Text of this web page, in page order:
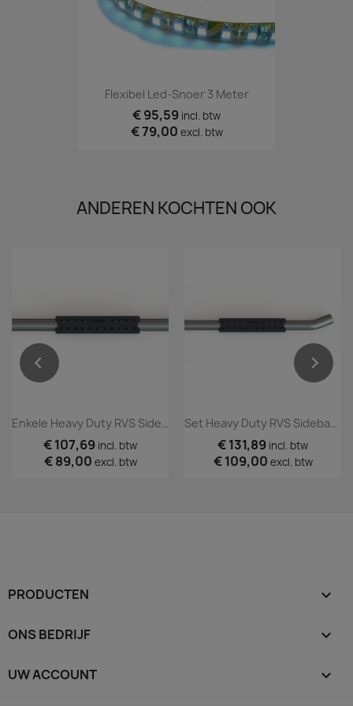
Flexibel Led-Snoer 3 Meter
€ 95,59 incl. btw
€ 79,00 excl. btw
ANDEREN KOCHTEN OOK
€ 107,69 incl. btw
€ 89,00 excl. btw
€ 131,89 incl. btw
€ 109,00 excl. btw
PRODUCTEN 
ONS BEDRIJF 
UW ACCOUNT 